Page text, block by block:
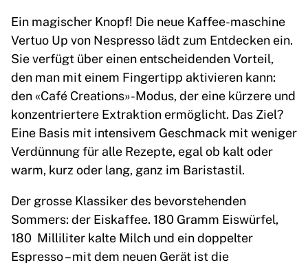
Ein magischer Knopf! Die neue Kaffee-maschine
Vertuo Up von Nespresso lädt zum Entdecken ein.
Sie verfügt über einen entscheidenden Vorteil,
den man mit einem Fingertipp aktivieren kann:
den «Café Creations»-Modus, der eine kürzere und
konzentriertere Extraktion ermöglicht. Das Ziel?
Eine Basis mit intensivem Geschmack mit weniger
Verdünnung für alle Rezepte, egal ob kalt oder
warm, kurz oder lang, ganz im Baristastil.
Der grosse Klassiker des bevorstehenden
Sommers: der Eiskaffee. 180 Gramm Eiswürfel,
180 Milliliter kalte Milch und ein doppelter
Espresso – mit dem neuen Gerät ist die